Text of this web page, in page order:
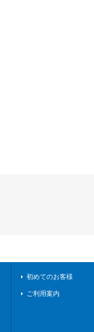
初めてのお客様
ご利用案内